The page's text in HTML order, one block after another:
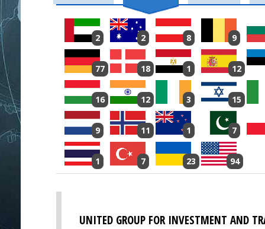
2 2 8 9
77 18 1 12
16 12 3 15
9 11 1 7
1 7 23 94
UNITED GROUP FOR INVESTMENT AND